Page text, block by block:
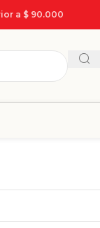
a $ 90.000